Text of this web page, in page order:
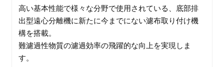
高い基本性能で様々な分野で使用されている、底部排
出型遠心分離機に新たに今までにない濾布取り付け機
構を搭載。
難濾過性物質の濾過効率の飛躍的な向上を実現しま
す。